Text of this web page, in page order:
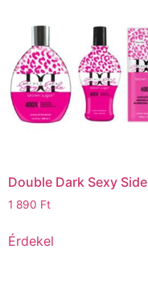
Double Dark Sexy Side
1 890 Ft
Érdekel